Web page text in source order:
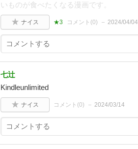
いものが食べたくなる漫画です。
ナイス ★3 コメント(0) 2024/04/04
七辻
Kindleunlimited
ナイス コメント(0) 2024/03/14